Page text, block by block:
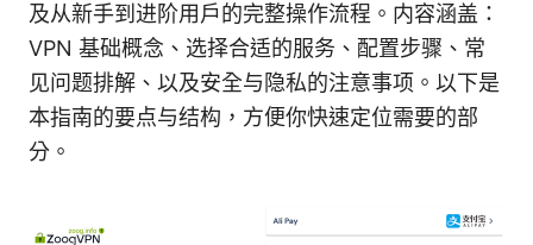
及从新手到进阶用户的完整操作流程。内容涵盖：
VPN 基础概念、选择合适的服务、配置步骤、常
见问题排解、以及安全与隐私的注意事项。以下是
本指南的要点与结构，方便你快速定位需要的部
分。